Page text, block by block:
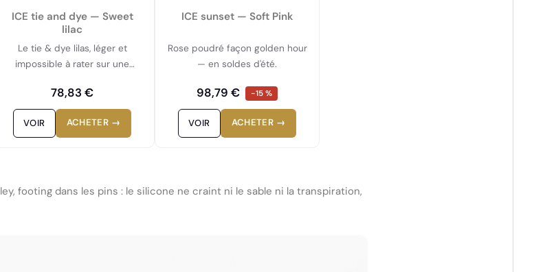
ICE tie and dye — Sweet
lilac
Le tie & dye lilas, léger et
impossible à rater sur une
78,83 €
VOIR ACHETER →
ICE sunset — Soft Pink
Rose poudré façon golden hour
— en soldes d'été.
98,79 € -15 %
VOIR ACHETER →
footing dans les pins : le silicone ne craint ni le sable ni la transpiration,